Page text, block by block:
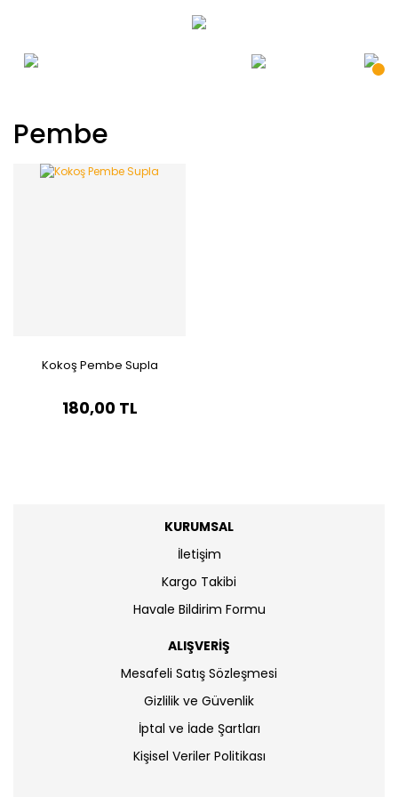
Pembe
Kokoş Pembe Supla
180,00 TL
KURUMSAL
İletişim
Kargo Takibi
Havale Bildirim Formu
ALIŞVERİŞ
Mesafeli Satış Sözleşmesi
Gizlilik ve Güvenlik
İptal ve İade Şartları
Kişisel Veriler Politikası